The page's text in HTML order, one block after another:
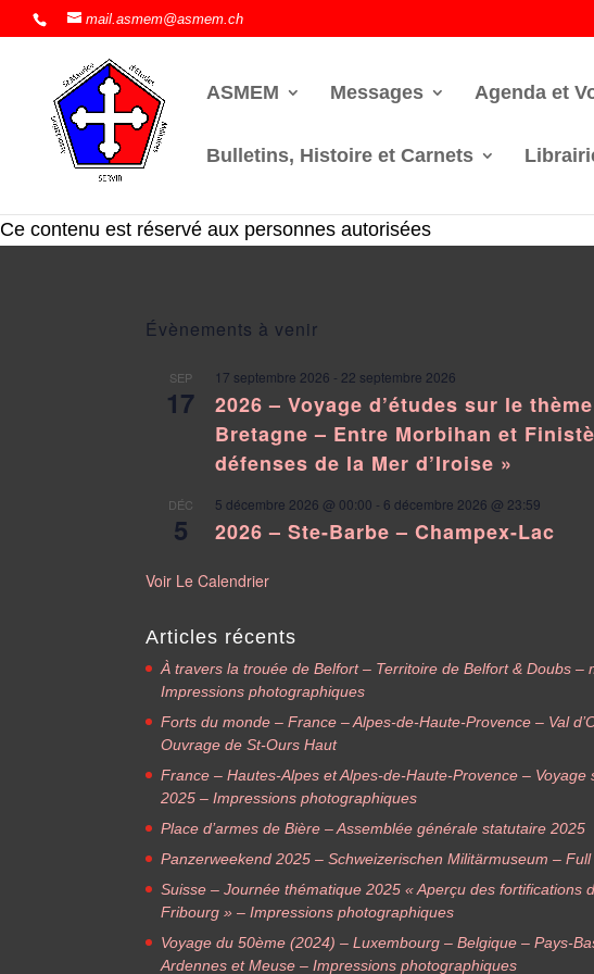
mail.asmem@asmem.ch
ASMEM Messages Agenda et
Bulletins, Histoire et Carnets
Ce contenu est réservé aux personnes autorisées
Évènements à venir
SEP
17
17 septembre 2026 - 22 septembre 2026
2026 – Voyage d’études sur le
Bretagne – Entre Morbihan et
défenses de la Mer d’Iroise »
DÉC
5
5 décembre 2026 @ 00:00 - 6 décembre 2026 @ 23:59
2026 – Ste-Barbe – Champex-Lac
Voir Le Calendrier
Articles récents
À travers la trouée de Belfort – Territoire de Belfort & Doubs –
Impressions photographiques
Forts du monde – France – Alpes-de-Haute-Provence – Val
Ouvrage de St-Ours Haut
France – Hautes-Alpes et Alpes-de-Haute-Provence – Voyage
2025 – Impressions photographiques
Place d’armes de Bière – Assemblée générale statutaire 2025
Panzerweekend 2025 – Schweizerischen Militärmuseum – Full
Suisse – Journée thématique 2025 « Aperçu des fortifications
Fribourg » – Impressions photographiques
Voyage du 50ème (2024) – Luxembourg – Belgique – Pays-
Ardennes et Meuse – Impressions photographiques